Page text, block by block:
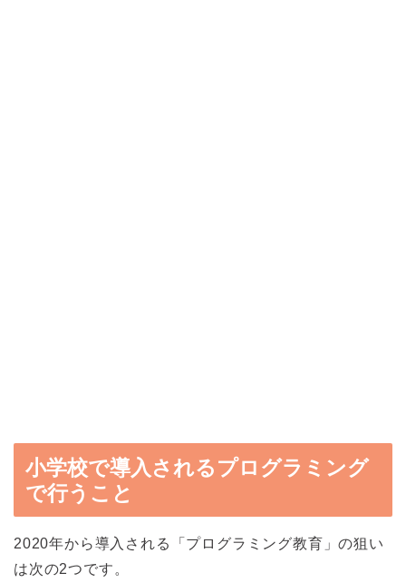
小学校で導入されるプログラミング
で行うこと
2020年から導入される「プログラミング教育」の狙い
は次の2つです。